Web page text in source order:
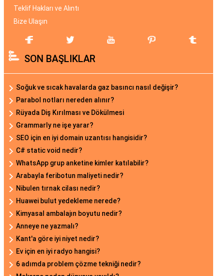
Teklif Hakları ve Alıntı
Bize Ulaşın
SON BAŞLIKLAR
Soğuk ve sıcak havalarda gaz basıncı nasıl değişir?
Parabol notları nereden alınır?
Rüyada Diş Kırılması ve Dökülmesi
Grammarly ne işe yarar?
SEO için en iyi domain uzantısı hangisidir?
C# static void nedir?
WhatsApp grup anketine kimler katılabilir?
Arabayla feribotun maliyeti nedir?
Nibulen tırnak cilası nedir?
Huawei bulut yedekleme nerede?
Kimyasal ambalajın boyutu nedir?
Anneye ne yazmalı?
Kant'a göre iyi niyet nedir?
Ev için en iyi radyo hangisi?
6 adımda problem çözme tekniği nedir?